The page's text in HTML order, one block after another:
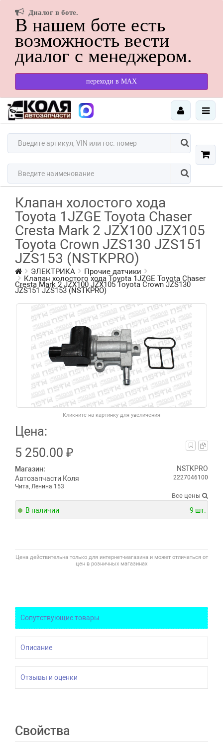
Диалог в боте.
В нашем боте есть
возможность вести
диалог с менеджером.
переходи в МАХ
Клапан холостого хода
Toyota 1JZGE Toyota Chaser
Cresta Mark 2 JZX100 JZX105
Toyota Crown JZS130 JZS151
JZS153 (NSTKPRO)
ЭЛЕКТРИКА Прочие датчики
Клапан холостого хода Toyota 1JZGE Toyota Chaser
Cresta Mark 2 JZX100 JZX105 Toyota Crown JZS130
JZS151 JZS153 (NSTKPRO)
Кликните на картинку для увеличения
Цена:
5 250.00 ₽
Магазин:
Автозапчасти Коля
Чита, Ленина 153
NSTKPRO
2227046100
Все цены
В наличии 9 шт.
Цена действительна только для интернет-магазина и может отличаться от
цен в розничных магазинах
Сопутствующие товары
Описание
Отзывы и оценки
Свойства